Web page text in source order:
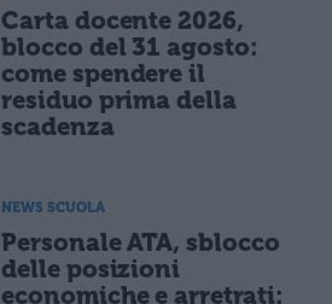
Carta docente 2026,
blocco del 31 agosto:
come spendere il
residuo prima della
scadenza
NEWS SCUOLA
Personale ATA, sblocco
delle posizioni
economiche e arretrati: